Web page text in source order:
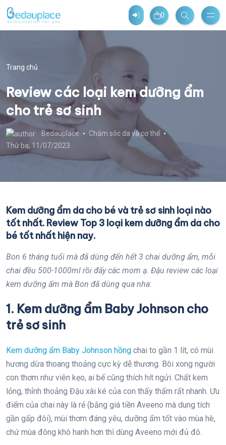
0
Trang chủ
Review các loại kem dưỡng ẩm
cho trẻ sơ sinh
Bedauplace
Chăm sóc da và cơ thể
Thứ ba, 11/07/2023
Kem dưỡng ẩm da cho bé và trẻ sơ sinh loại nào
tốt nhất. Review Top 3 loại kem dưỡng ẩm da cho
bé tốt nhất hiện nay.
Bon 6 tháng tuổi mà đã dùng đến hết 3 chai dưỡng ẩm, mỗi
chai đều 500-1000ml rồi đấy các mom ạ. Đậu review các loại
kem dưỡng ẩm mà Bon đã dùng qua nha:
1. Kem dưỡng ẩm Baby Johnson cho
trẻ sơ sinh
Kem dưỡng ẩm Baby Johnson hồng chai to gần 1 lít, có mùi
hương dừa thoang thoảng cực kỳ dễ thương. Bôi xong người
con thơm như viên kẹo, ai bế cũng thích hít ngửi. Chất kem
lỏng, thỉnh thoảng Đậu xài ké của con thấy thấm rất nhanh. Ưu
điểm của chai này là rẻ (bằng giá tiền Aveeno mà dung tích
gần gấp đôi), mùi thơm đáng yêu, dưỡng ẩm tốt vào mùa hè,
chứ mùa đông khô hanh hơn thì dùng Aveeno mới đủ đô.